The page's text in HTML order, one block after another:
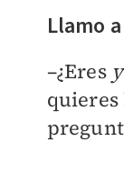
Llamo
–¿Eres
quieres